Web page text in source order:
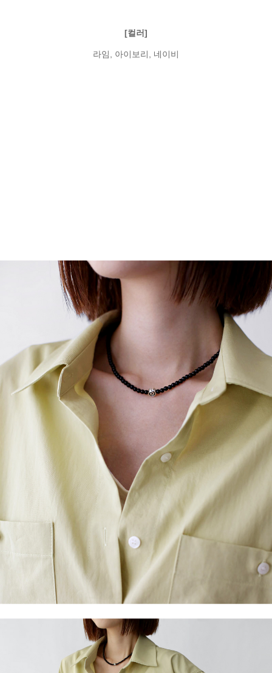
[컬러]
라임, 아이보리, 네이비